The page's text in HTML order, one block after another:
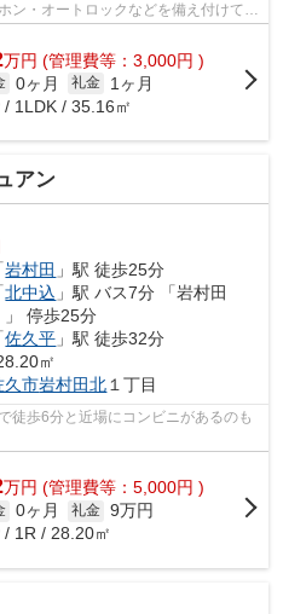
ン・オートロックなどを備え付けてい
万円 (管理費等：3,000円 )
0ヶ月 礼金
1ヶ月
/ 1LDK / 35.16㎡
アン
岩村田 」駅 徒歩25分
北中込 」駅 バス7分 「岩村田
」 停歩25分
佐久平 」駅 徒歩32分
㎡
久市岩村田北 １丁目
徒歩6分と近場にコンビニがあるのも
万円 (管理費等：5,000円 )
0ヶ月 礼金 9万円
/ 1R / 28.20㎡